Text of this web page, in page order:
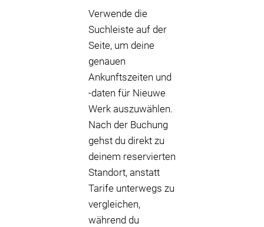
Verwende die
Suchleiste auf der
Seite, um deine
genauen
Ankunftszeiten und
-daten für Nieuwe
Werk auszuwählen.
Nach der Buchung
gehst du direkt zu
deinem reservierten
Standort, anstatt
Tarife unterwegs zu
vergleichen,
während du